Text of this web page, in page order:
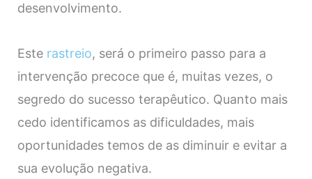
desenvolvimento.
Este rastreio, será o primeiro passo para a
intervenção precoce que é, muitas vezes, o
segredo do sucesso terapêutico. Quanto mais
cedo identificamos as dificuldades, mais
oportunidades temos de as diminuir e evitar a
sua evolução negativa.